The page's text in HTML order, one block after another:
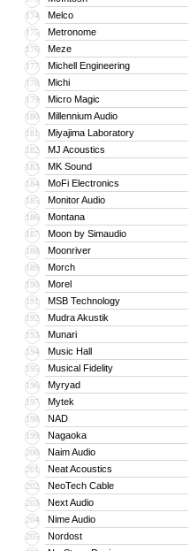
174 Melco
175 Metronome
176 Meze
177 Michell Engineering
178 Michi
179 Micro Magic
180 Millennium Audio
181 Miyajima Laboratory
182 MJ Acoustics
183 MK Sound
184 MoFi Electronics
185 Monitor Audio
186 Montana
187 Moon by Simaudio
188 Moonriver
189 Morch
190 Morel
191 MSB Technology
192 Mudra Akustik
193 Munari
194 Music Hall
195 Musical Fidelity
196 Myryad
197 Mytek
198 NAD
199 Nagaoka
200 Naim Audio
201 Neat Acoustics
202 NeoTech Cable
203 Next Audio
204 Nime Audio
205 Nordost